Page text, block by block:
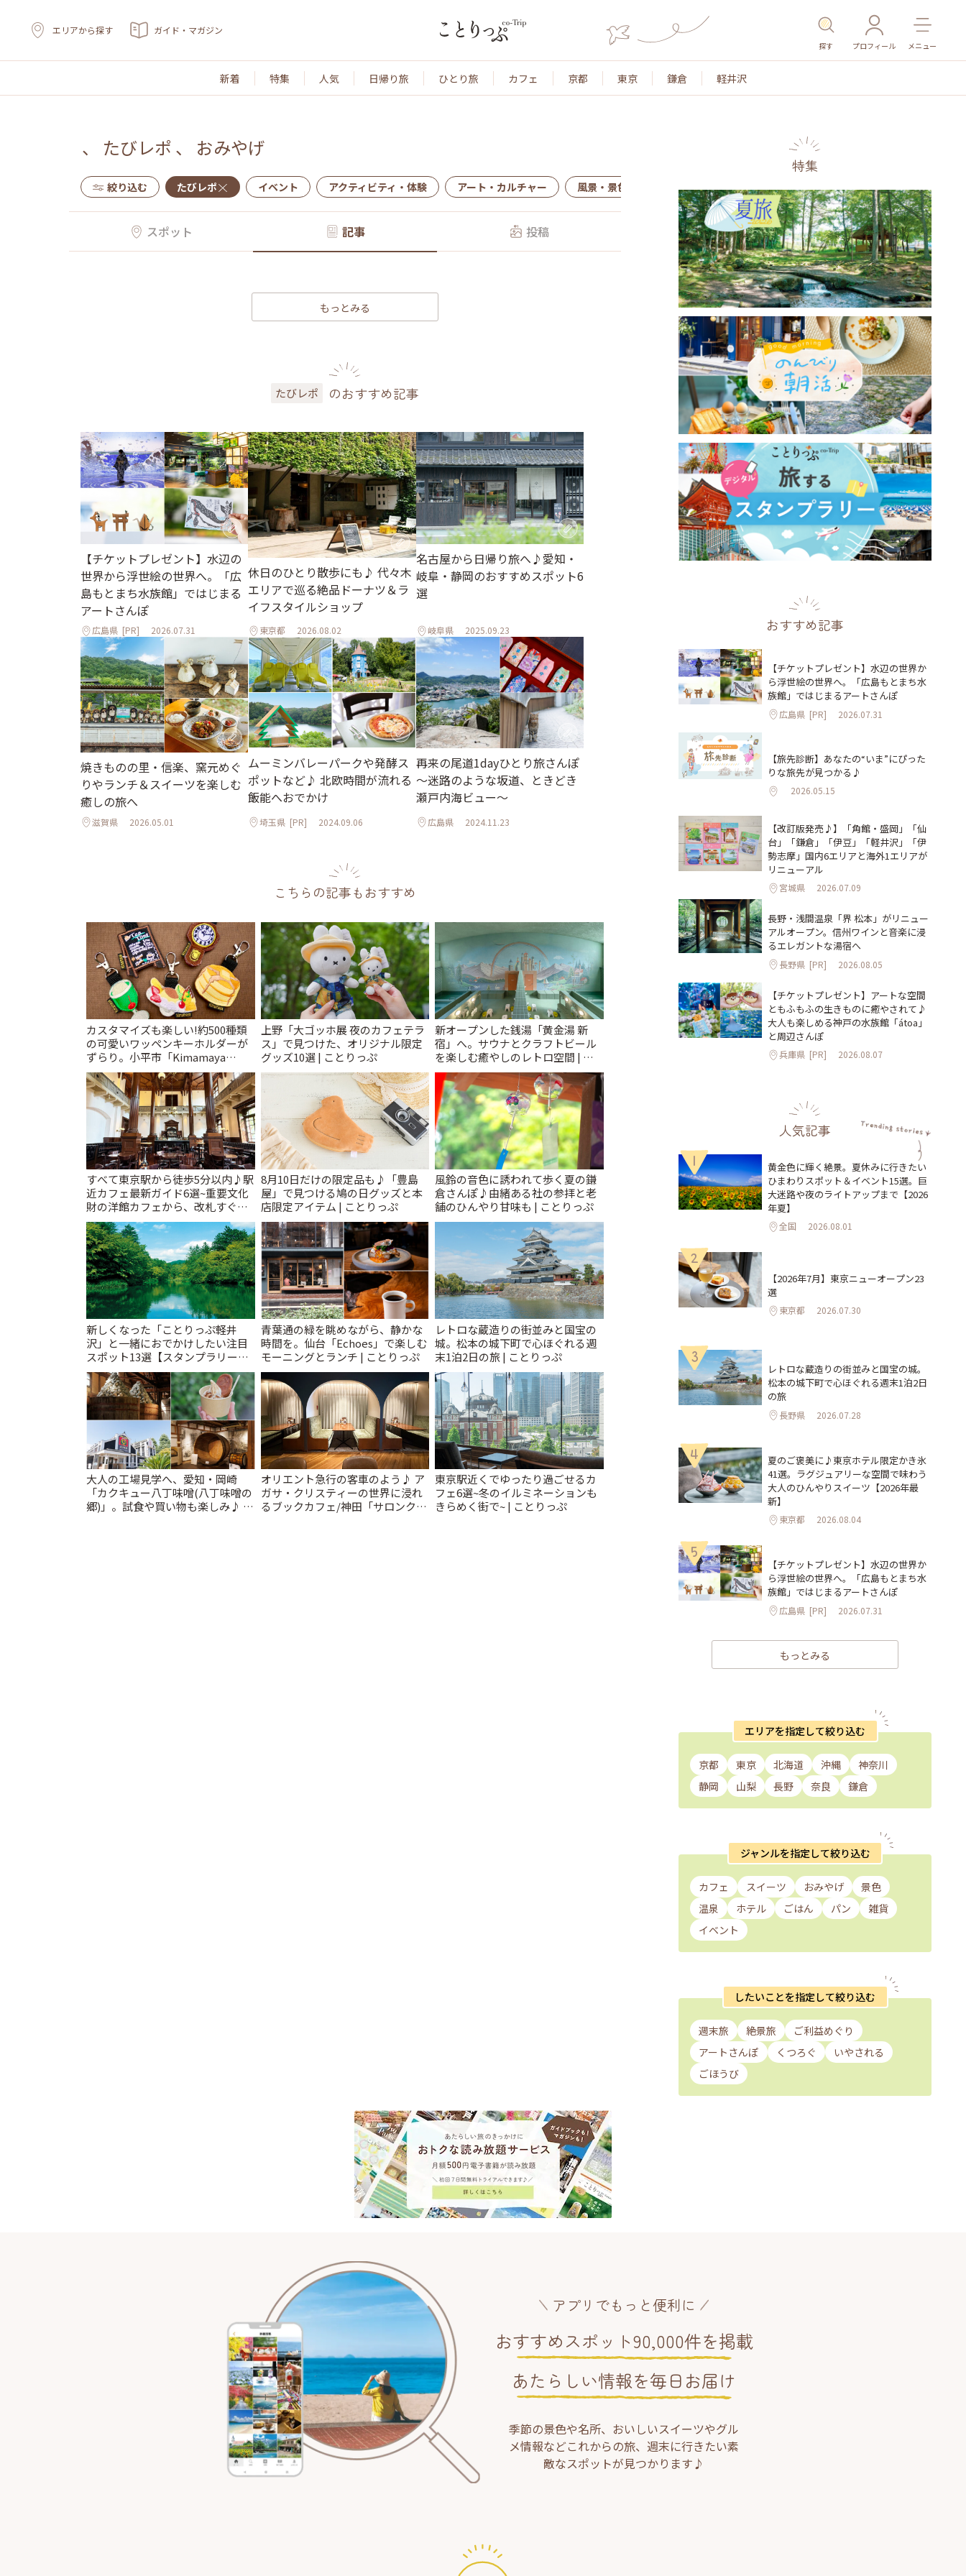
エリアから探す ガイド・マガジン
探す プロフィール メニュー
新着 特集 人気 日帰り旅 ひとり旅 カフェ 京都 東京 鎌倉 軽井沢
、 たびレポ 、 おみやげ
絞り込む たびレポ イベント アクティビティ・体験 アート・カルチャー 風景・景色 名所・旧跡 温泉・スパ その他施設 ごはん
スポット 記事 投稿
もっとみる
たびレポ のおすすめ記事
【チケットプレゼント】水辺の
世界から浮世絵の世界へ。「広
島もとまち水族館」ではじまる
アートさんぽ
広島県 [PR] 2026.07.31
休日のひとり散歩にも♪ 代々木
エリアで巡る絶品ドーナツ＆ラ
イフスタイルショップ
東京都 2026.08.02
名古屋から日帰り旅へ♪愛知・
岐阜・静岡のおすすめスポット6
選
岐阜県 2025.09.23
焼きものの里・信楽、窯元めぐ
りやランチ＆スイーツを楽しむ
癒しの旅へ
滋賀県 2026.05.01
ムーミンバレーパークや発酵ス
ポットなど♪ 北欧時間が流れる
飯能へおでかけ
埼玉県 [PR] 2024.09.06
再来の尾道1dayひとり旅さんぽ
～迷路のような坂道、ときどき
瀬戸内海ビュー～
広島県 2024.11.23
こちらの記事もおすすめ
カスタマイズも楽しい!約500種類
の可愛いワッペンキーホルダーが
ずらり。小平市「Kimamaya
T&K」 | ことりっぷ
上野「大ゴッホ展 夜のカフェテラ
ス」で見つけた、オリジナル限定
グッズ10選 | ことりっぷ
新オープンした銭湯「黄金湯 新
宿」へ。サウナとクラフトビール
を楽しむ癒やしのレトロ空間 | こ
とりっぷ
すべて東京駅から徒歩5分以内♪駅
近カフェ最新ガイド6選~重要文化
財の洋館カフェから、改札すぐの
レトロ喫茶まで~ | ことりっぷ
8月10日だけの限定品も♪「豊島
屋」で見つける鳩の日グッズと本
店限定アイテム | ことりっぷ
風鈴の音色に誘われて歩く夏の鎌
倉さんぽ♪由緒ある社の参拝と老
舗のひんやり甘味も | ことりっぷ
新しくなった「ことりっぷ軽井
沢」と一緒におでかけしたい注目
スポット13選【スタンプラリー開
催中】 | ことりっぷ
青葉通の緑を眺めながら、静かな
時間を。仙台「Echoes」で楽しむ
モーニングとランチ | ことりっぷ
レトロな蔵造りの街並みと国宝の
城。松本の城下町で心ほぐれる週
末1泊2日の旅 | ことりっぷ
大人の工場見学へ、愛知・岡崎
「カクキュー八丁味噌(八丁味噌の
郷)」。試食や買い物も楽しみ♪ |
オリエント急行の客車のよう♪ ア
ガサ・クリスティーの世界に浸れ
るブックカフェ/神田「サロンクリ
東京駅近くでゆったり過ごせるカ
フェ6選~冬のイルミネーションも
きらめく街で~ | ことりっぷ
特集
おすすめ記事
【チケットプレゼント】水辺の世界か
ら浮世絵の世界へ。「広島もとまち水
族館」ではじまるアートさんぽ
広島県 [PR] 2026.07.31
【旅先診断】あなたの“いま”にぴった
りな旅先が見つかる♪
2026.05.15
【改訂版発売♪】「角館・盛岡」「仙
台」「鎌倉」「伊豆」「軽井沢」「伊
勢志摩」国内6エリアと海外1エリアが
リニューアル
宮城県 2026.07.09
長野・浅間温泉「界 松本」がリニュー
アルオープン。信州ワインと音楽に浸
るエレガントな湯宿へ
長野県 [PR] 2026.08.05
【チケットプレゼント】アートな空間
ともふもふの生きものに癒やされて♪
大人も楽しめる神戸の水族館「átoa」
と周辺さんぽ
兵庫県 [PR] 2026.08.07
人気記事
1
黄金色に輝く絶景。夏休みに行きたい
ひまわりスポット＆イベント15選。巨
大迷路や夜のライトアップまで【2026
年夏】
全国 2026.08.01
2
【2026年7月】東京ニューオープン23
選
東京都 2026.07.30
3
レトロな蔵造りの街並みと国宝の城。
松本の城下町で心ほぐれる週末1泊2日
の旅
長野県 2026.07.28
4
夏のご褒美に♪東京ホテル限定かき氷
41選。ラグジュアリーな空間で味わう
大人のひんやりスイーツ【2026年最
新】
東京都 2026.08.04
5
【チケットプレゼント】水辺の世界か
ら浮世絵の世界へ。「広島もとまち水
族館」ではじまるアートさんぽ
広島県 [PR] 2026.07.31
もっとみる
エリアを指定して絞り込む
京都 東京 北海道 沖縄
神奈川
静岡
山梨 長野 奈良 鎌倉
ジャンルを指定して絞り込む
カフェ スイーツ おみやげ
景色
温泉
ホテル ごはん パン
雑貨
イベント
したいことを指定して絞り込む
週末旅 絶景旅
ご利益めぐり
アートさんぽ
くつろぐ
いやされる
ごほうび
アプリでもっと便利に
おすすめスポット90,000件を掲載
あたらしい情報を毎日お届け
季節の景色や名所、おいしいスイーツやグル
メ情報などこれからの旅、週末に行きたい素
敵なスポットが見つかります♪